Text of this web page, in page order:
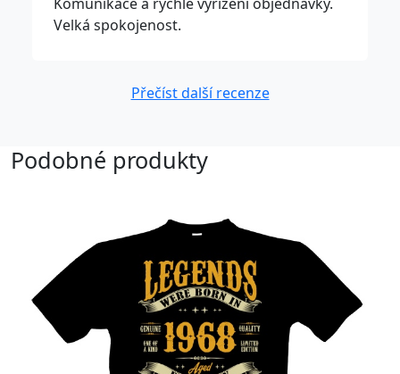
Komunikace a rychlé vyřízení objednávky.
Velká spokojenost.
Přečíst další recenze
Podobné produkty